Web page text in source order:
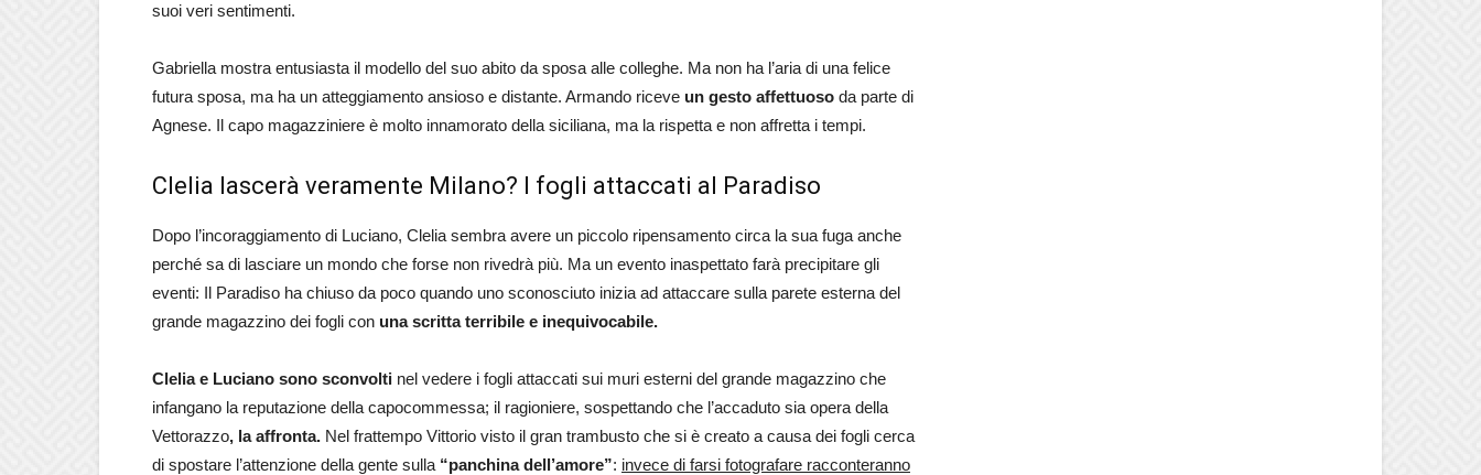
suoi veri sentimenti.
Gabriella mostra entusiasta il modello del suo abito da sposa alle colleghe. Ma non ha l’aria di una felice
futura sposa, ma ha un atteggiamento ansioso e distante. Armando riceve un gesto affettuoso da parte di
Agnese. Il capo magazziniere è molto innamorato della siciliana, ma la rispetta e non affretta i tempi.
Clelia lascerà veramente Milano? I fogli attaccati al Paradiso
Dopo l’incoraggiamento di Luciano, Clelia sembra avere un piccolo ripensamento circa la sua fuga anche
perché sa di lasciare un mondo che forse non rivedrà più. Ma un evento inaspettato farà precipitare gli
eventi: Il Paradiso ha chiuso da poco quando uno sconosciuto inizia ad attaccare sulla parete esterna del
grande magazzino dei fogli con una scritta terribile e inequivocabile.
Clelia e Luciano sono sconvolti nel vedere i fogli attaccati sui muri esterni del grande magazzino che
infangano la reputazione della capocommessa; il ragioniere, sospettando che l’accaduto sia opera della
Vettorazzo, la affronta. Nel frattempo Vittorio visto il gran trambusto che si è creato a causa dei fogli cerca
di spostare l’attenzione della gente sulla “panchina dell’amore”: invece di farsi fotografare racconteranno